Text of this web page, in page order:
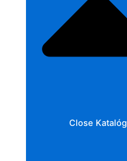
Close Katalóg